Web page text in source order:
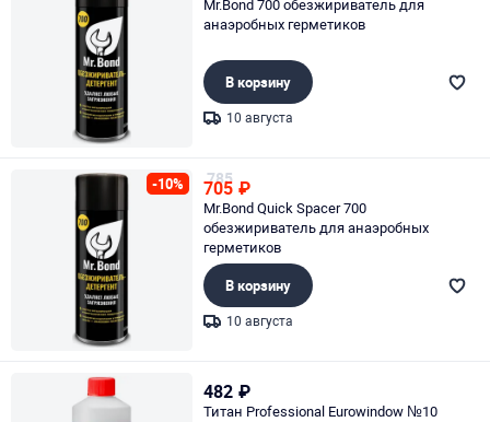
Mr.Bond 700 обезжириватель для
анаэробных герметиков
В корзину
10 августа
-10% 785
705 ₽
Mr.Bond Quick Spacer 700
обезжириватель для анаэробных
герметиков
В корзину
10 августа
482 ₽
Титан Professional Eurowindow №10